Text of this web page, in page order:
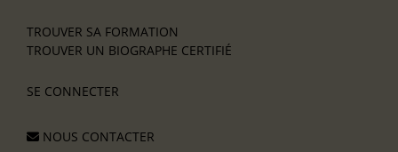
TROUVER SA FORMATION
TROUVER UN BIOGRAPHE CERTIFIÉ
SE CONNECTER
NOUS CONTACTER